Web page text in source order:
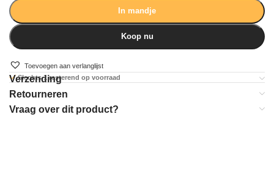
In mandje
Koop nu
Toevoegen aan verlanglijst
Slechts 1 resterend op voorraad
Verzending
Retourneren
Vraag over dit product?